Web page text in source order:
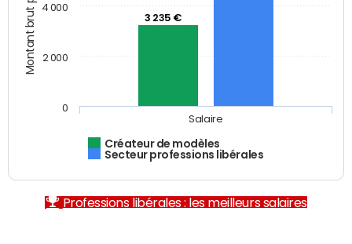
3 235 €
Créateur de modèles
Secteur professions libérales
Salaire
0
2 000
4 000
Professions libérales : les meilleurs salaires